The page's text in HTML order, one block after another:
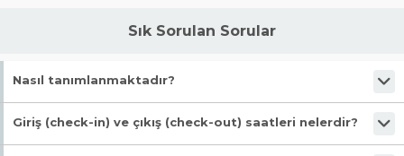
Sık Sorulan Sorular
Nasıl tanımlanmaktadır?
Tesis Butik Otel statüsündedir. Öne çıkan özellikleri "Denize Sıfır,
Giriş (check-in) ve çıkış (check-out) saatleri nelerdir?